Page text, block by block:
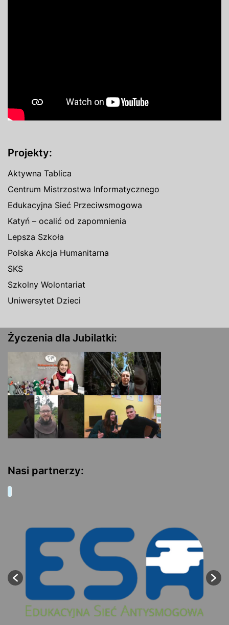
Projekty:
Aktywna Tablica
Centrum Mistrzostwa Informatycznego
Edukacyjna Sieć Przeciwsmogowa
Katyń – ocalić od zapomnienia
Lepsza Szkoła
Polska Akcja Humanitarna
SKS
Szkolny Wolontariat
Uniwersytet Dzieci
Życzenia dla Jubilatki:
Nasi partnerzy: